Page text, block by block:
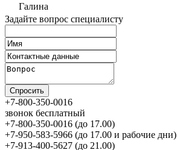
Галина
Задайте вопрос специалисту
+7-800-350-0016
звонок бесплатный
+7-800-350-0016 (до 17.00)
+7-950-583-5966 (до 17.00 и рабочие дни)
+7-913-400-5627 (до 21.00)